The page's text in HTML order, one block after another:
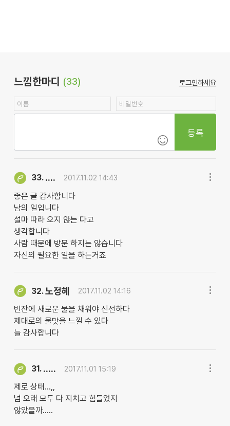
느낌한마디 (33) 로그인하세요
등록
33. .... 2017.11.02 14:43
좋은 글 감사합니다
남의 일입니다
설마 따라 오지 않는 다고
생각합니다
사람 때문에 방문 하지는 않습니다
자신의 필요한 일을 하는거죠
32.노정혜 2017.11.02 14:16
빈잔에 새로운 물을 채워야 신선하다
제대로의 물맛을 느낄 수 있다
늘 감사합니다
31. ..... 2017.11.01 15:19
제로 상태...,,
넘 오래 모두 다 지치고 힘들었지
않았을까.....